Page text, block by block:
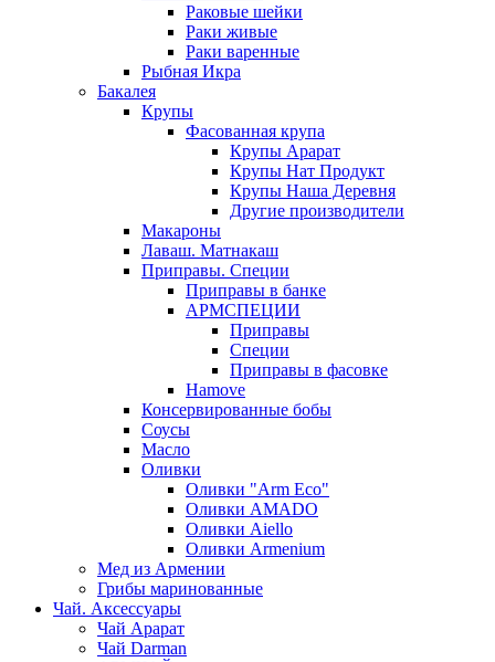
Раковые шейки
Раки живые
Раки варенные
Рыбная Икра
Бакалея
Крупы
Фасованная крупа
Крупы Арарат
Крупы Нат Продукт
Крупы Наша Деревня
Другие производители
Макароны
Лаваш. Матнакаш
Приправы. Специи
Приправы в банке
АРМСПЕЦИИ
Приправы
Специи
Приправы в фасовке
Hamove
Консервированные бобы
Соусы
Масло
Оливки
Оливки "Arm Eco"
Оливки AMADO
Оливки Aiello
Оливки Armenium
Мед из Армении
Грибы маринованные
Чай. Аксессуары
Чай Арарат
Чай Darman